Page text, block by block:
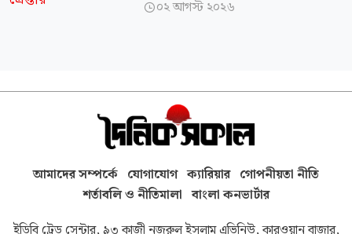
০২ আগস্ট ২০২৬
আমাদের সম্পর্কে যোগাযোগ ক্যারিয়ার গোপনীয়তা নীতি
শর্তাবলি ও নীতিমালা বাংলা কনভার্টার